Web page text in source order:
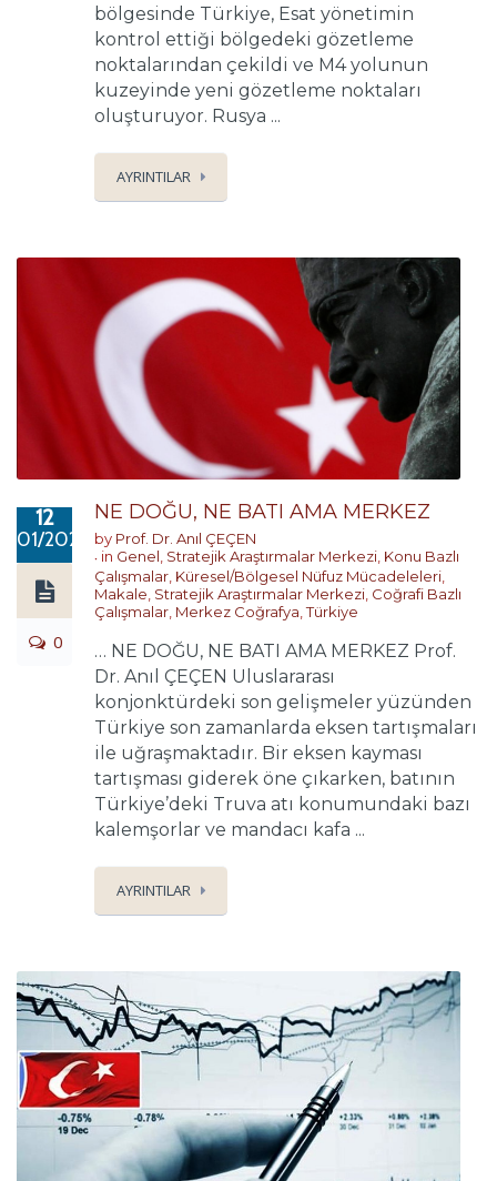
bölgesinde Türkiye, Esat yönetimin
kontrol ettiği bölgedeki gözetleme
noktalarından çekildi ve M4 yolunun
kuzeyinde yeni gözetleme noktaları
oluşturuyor. Rusya ...
AYRINTILAR
12
01/2021
0
NE DOĞU, NE BATI AMA MERKEZ
by Prof. Dr. Anıl ÇEÇEN
in Genel Stratejik Araştırmalar Merkezi Konu Bazlı
Çalışmalar Küresel/Bölgesel Nüfuz Mücadeleleri
Makale Stratejik Araştırmalar Merkezi Coğrafi Bazlı
Çalışmalar Merkez Coğrafya ,Türkiye
… NE DOĞU, NE BATI AMA MERKEZ Prof.
Dr. Anıl ÇEÇEN Uluslararası
konjonktürdeki son gelişmeler yüzünden
Türkiye son zamanlarda eksen tartışmaları
ile uğraşmaktadır. Bir eksen kayması
tartışması giderek öne çıkarken, batının
Türkiye’deki Truva atı konumundaki bazı
kalemşorlar ve mandacı kafa ...
AYRINTILAR